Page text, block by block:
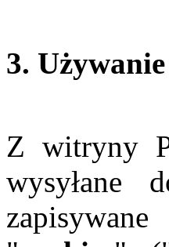
3.
Z witryny
wysyłane